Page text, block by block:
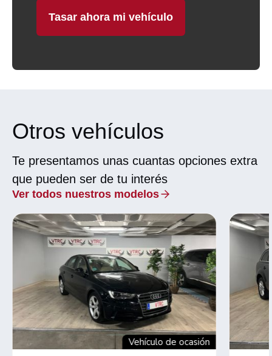
Tasar ahora mi vehículo
Otros vehículos
Te presentamos unas cuantas opciones extra
que pueden ser de tu interés
Ver todos nuestros modelos
Vehículo de ocasión